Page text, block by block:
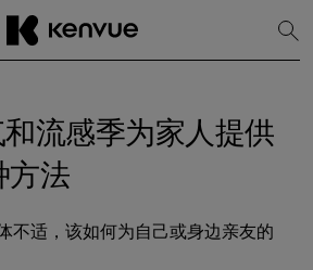
显
示
流感季为家人提供
方法
不适，该如何为自己或身边亲友的